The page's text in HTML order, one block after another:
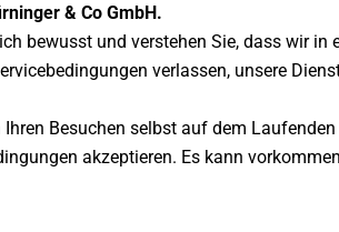
& Co GmbH.
bewusst und verstehen Sie, dass wir in
verlassen, unsere
Besuchen selbst auf dem
akzeptieren. Es kann
Service
Händler
Anmelden
Registrieren